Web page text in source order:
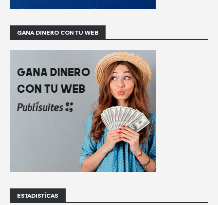
GANA DINERO CON TU WEB
ESTADISTÍCAS